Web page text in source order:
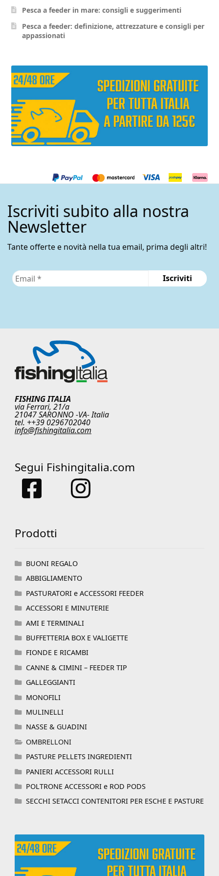
Pesca a feeder in mare: consigli e suggerimenti
Pesca a feeder: definizione, attrezzature e consigli per
appassionati
Iscriviti subito alla nostra
Newsletter
Tante offerte e novità nella tua email, prima degli altri!
FISHING ITALIA
via Ferrari, 21/a
21047 SARONNO -VA- Italia
tel. ++39 0296702040
info@fishingitalia.com
Segui Fishingitalia.com
Prodotti
BUONI REGALO
ABBIGLIAMENTO
PASTURATORI e ACCESSORI FEEDER
ACCESSORI E MINUTERIE
AMI E TERMINALI
BUFFETTERIA BOX E VALIGETTE
FIONDE E RICAMBI
CANNE & CIMINI – FEEDER TIP
GALLEGGIANTI
MONOFILI
MULINELLI
NASSE & GUADINI
OMBRELLONI
PASTURE PELLETS INGREDIENTI
PANIERI ACCESSORI RULLI
POLTRONE ACCESSORI e ROD PODS
SECCHI SETACCI CONTENITORI PER ESCHE E PASTURE